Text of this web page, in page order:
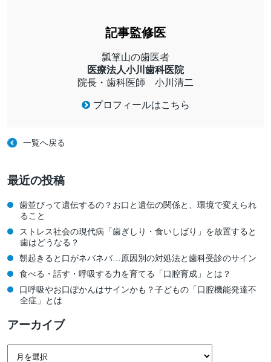
記事監修医
瓢箪山の歯医者
医療法人小川歯科医院
院長・歯科医師 小川清二
プロフィールはこちら
一覧へ戻る
最近の投稿
歯並びって遺伝するの？お口と遺伝の関係と、環境で変えられ
ること
ストレス社会の現代病「歯ぎしり・食いしばり」を放置すると
歯はどうなる？
朝起きると口がネバネバ…原因別の対処法と歯科受診のサイン
食べる・話す・呼吸する力を育てる「口腔育成」とは？
口呼吸やお口ぽかんはサインかも？子どもの「口腔機能発達不
全症」とは
アーカイブ